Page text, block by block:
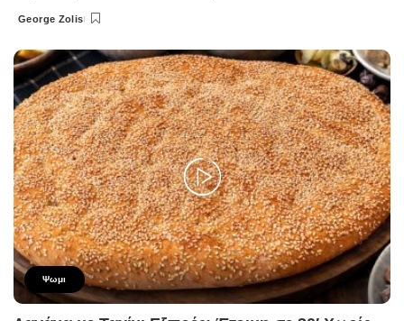
Posted
George Zolis
Ψωμι